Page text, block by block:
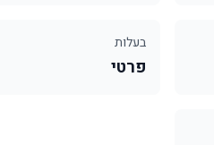
בעלות
פרטי